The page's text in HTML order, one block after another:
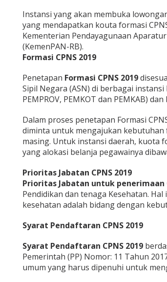
Instansi yang akan membuka
yang mendapatkan kouta formasi
Kementerian Pendayagunaan
(KemenPAN-RB).
Formasi CPNS 2019
Penetapan Formasi CPNS 2019
Sipil Negara (ASN) di berbagai
PEMPROV, PEMKOT dan PEMKAB)
Dalam proses penetapan Formasi
diminta untuk mengajukan kebutuhan
masing. Untuk instansi daerah, kuota
yang alokasi belanja pegawainya
Prioritas Jabatan CPNS 2019
Prioritas Jabatan untuk penerimaan
Pendidikan dan tenaga Kesehatan.
kesehatan adalah bidang dengan
Syarat Pendaftaran CPNS 2019
Syarat Pendaftaran CPNS 2019
Pemerintah (PP) Nomor: 11 Tahun
umum yang harus dipenuhi untuk